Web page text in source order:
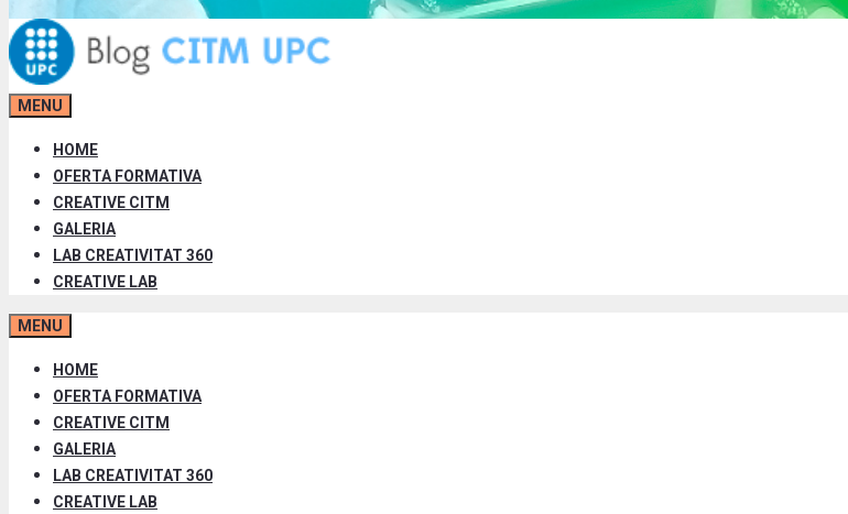
MENU
HOME
OFERTA FORMATIVA
CREATIVE CITM
GALERIA
LAB CREATIVITAT 360
CREATIVE LAB
MENU
HOME
OFERTA FORMATIVA
CREATIVE CITM
GALERIA
LAB CREATIVITAT 360
CREATIVE LAB